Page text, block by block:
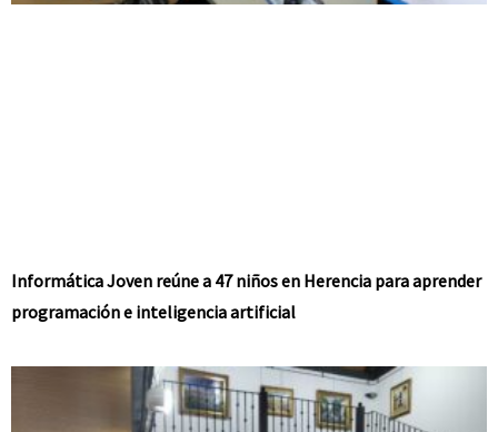
Informática Joven reúne a 47 niños en Herencia para aprender
programación e inteligencia artificial